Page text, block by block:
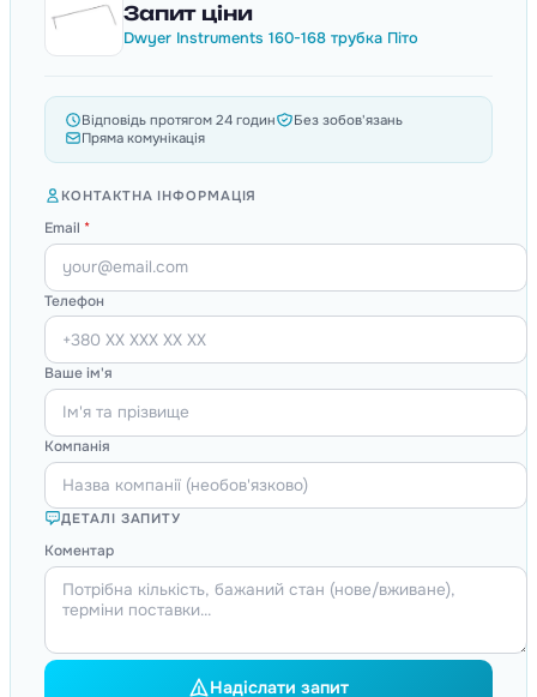
Запит ціни
Dwyer Instruments 160-168 трубка Піто
Відповідь протягом 24 годин
Без зобов'язань
Пряма комунікація
КОНТАКТНА ІНФОРМАЦІЯ
Email *
Телефон
Ваше ім'я
Компанія
ДЕТАЛІ ЗАПИТУ
Коментар
Надіслати запит